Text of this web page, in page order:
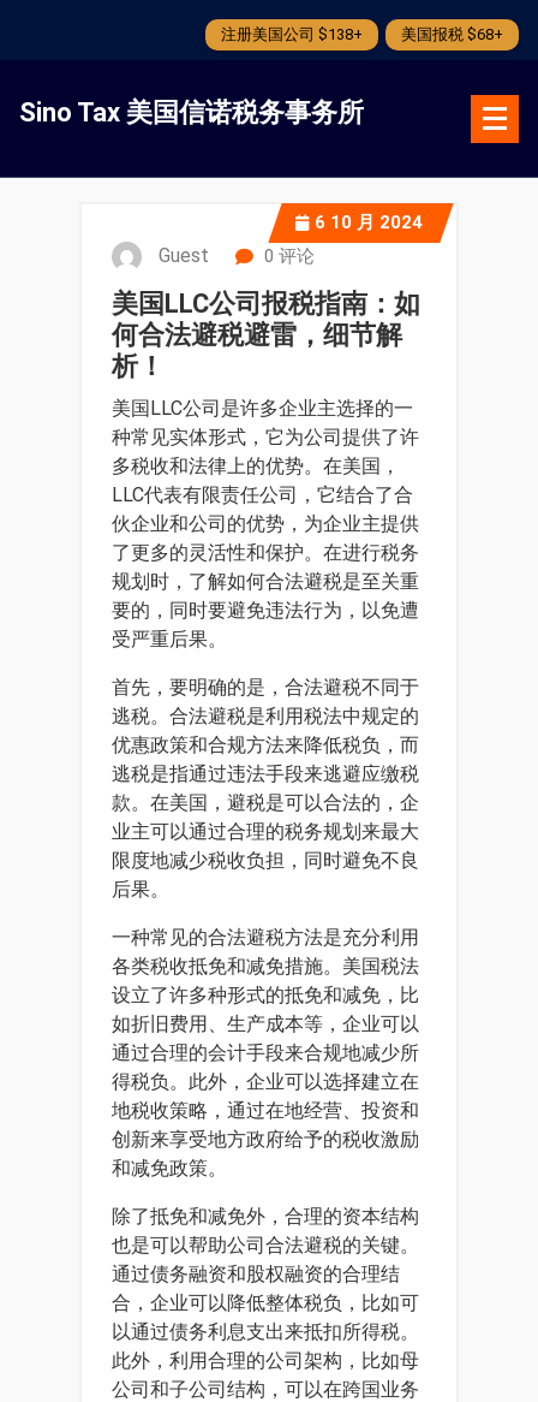
注册美国公司 $138+ 美国报税 $68+
Sino Tax 美国信诺税务事务所
6 10 月 2024
Guest 0 评论
美国LLC公司报税指南：如
何合法避税避雷，细节解
析！
美国LLC公司是许多企业主选择的一
种常见实体形式，它为公司提供了许
多税收和法律上的优势。在美国，
LLC代表有限责任公司，它结合了合
伙企业和公司的优势，为企业主提供
了更多的灵活性和保护。在进行税务
规划时，了解如何合法避税是至关重
要的，同时要避免违法行为，以免遭
受严重后果。
首先，要明确的是，合法避税不同于
逃税。合法避税是利用税法中规定的
优惠政策和合规方法来降低税负，而
逃税是指通过违法手段来逃避应缴税
款。在美国，避税是可以合法的，企
业主可以通过合理的税务规划来最大
限度地减少税收负担，同时避免不良
后果。
一种常见的合法避税方法是充分利用
各类税收抵免和减免措施。美国税法
设立了许多种形式的抵免和减免，比
如折旧费用、生产成本等，企业可以
通过合理的会计手段来合规地减少所
得税负。此外，企业可以选择建立在
地税收策略，通过在地经营、投资和
创新来享受地方政府给予的税收激励
和减免政策。
除了抵免和减免外，合理的资本结构
也是可以帮助公司合法避税的关键。
通过债务融资和股权融资的合理结
合，企业可以降低整体税负，比如可
以通过债务利息支出来抵扣所得税。
此外，利用合理的公司架构，比如母
公司和子公司结构，可以在跨国业务